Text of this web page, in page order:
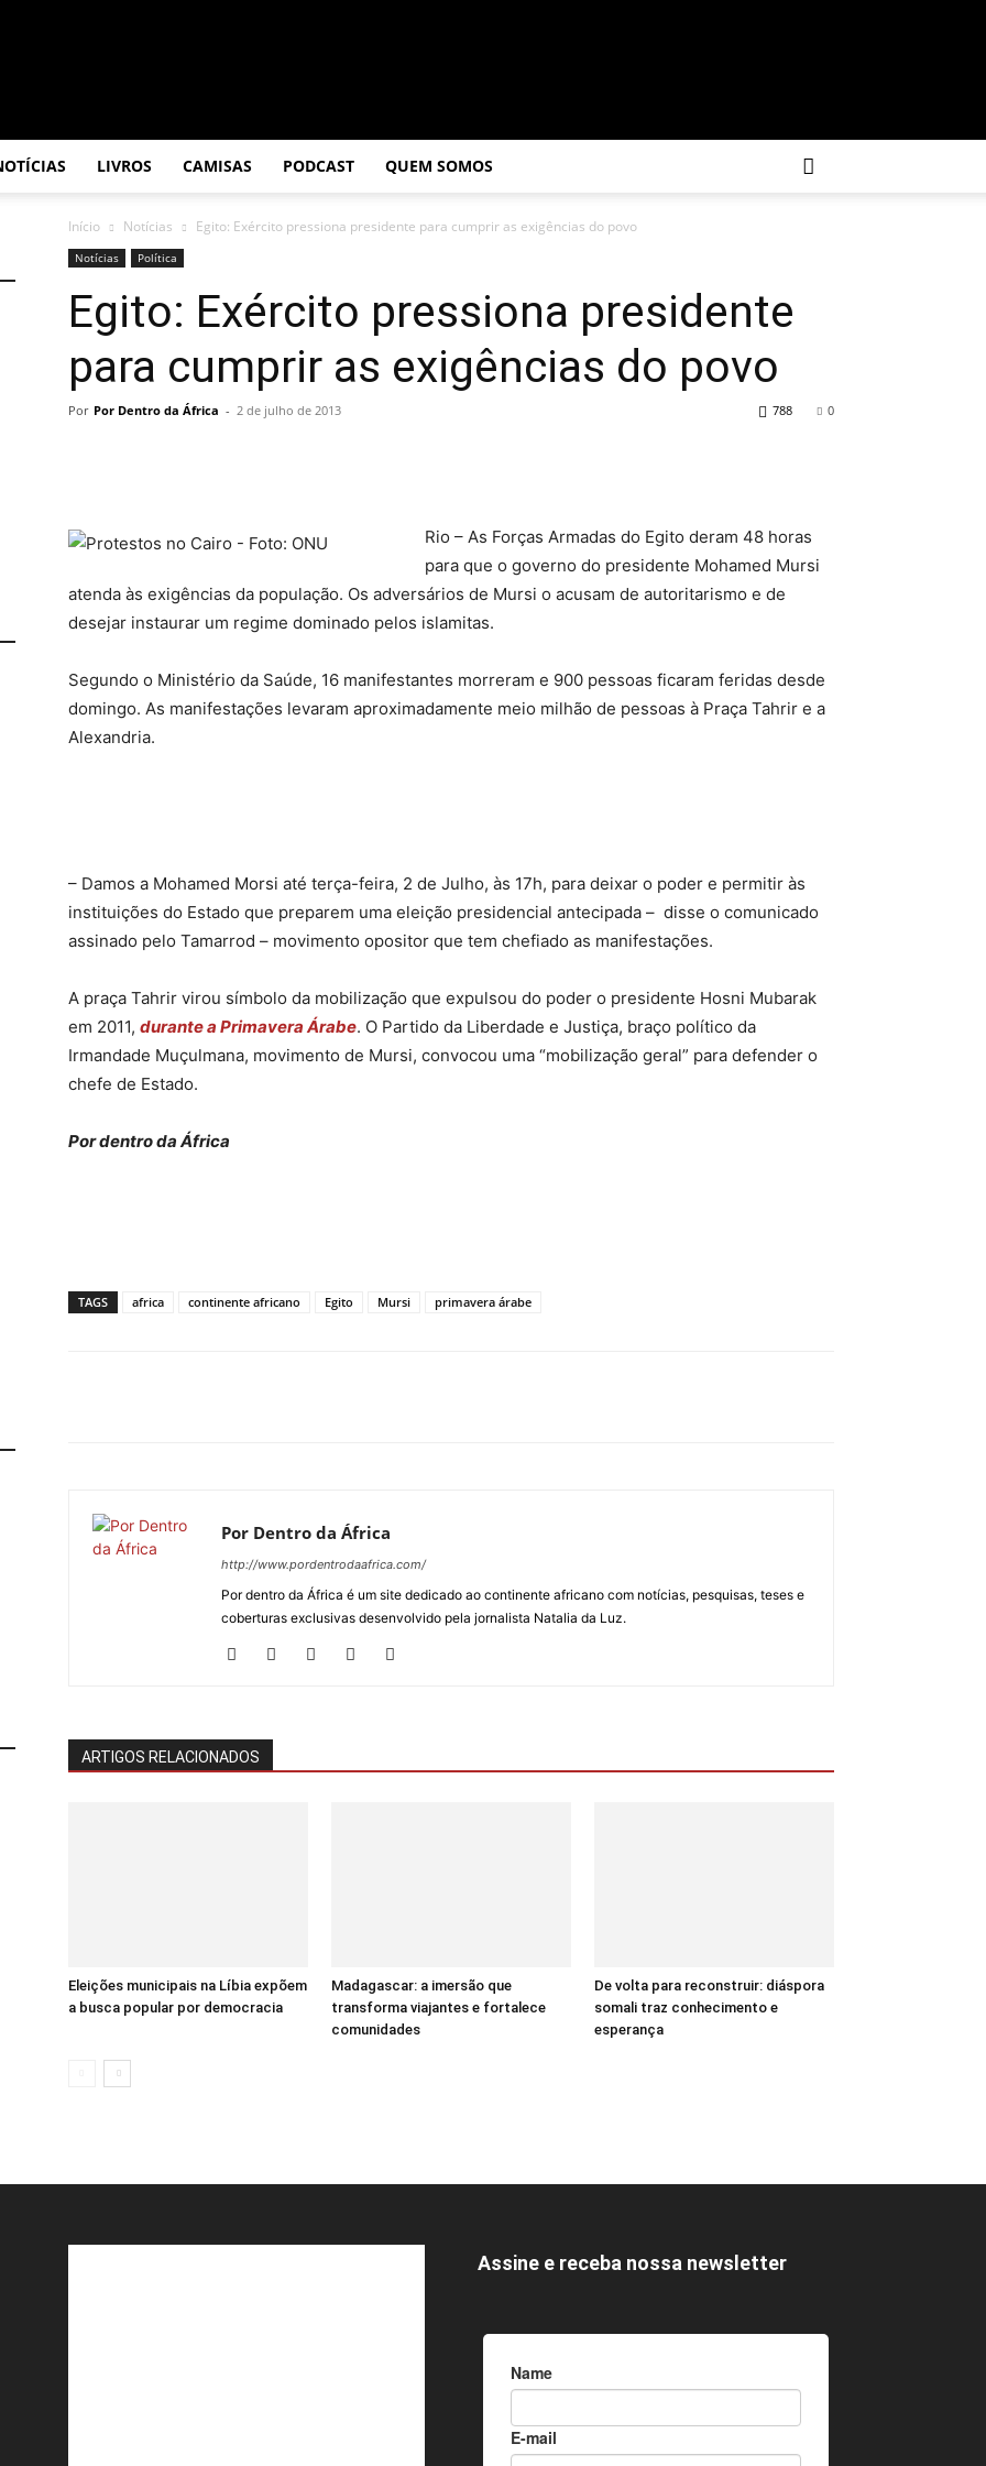
LIVROS CAMISAS PODCAST QUEM SOMOS
Início Notícias Egito: Exército pressiona presidente para cumprir as exigências do povo
Notícias Política
Egito: Exército pressiona presidente
para cumprir as exigências do povo
Por Por Dentro da África - 2 de julho de 2013 0
788
Rio – As Forças Armadas do Egito deram 48 horas
para que o governo do presidente Mohamed Mursi
atenda às exigências da população. Os adversários de Mursi o acusam de autoritarismo e de
desejar instaurar um regime dominado pelos islamitas.
Segundo o Ministério da Saúde, 16 manifestantes morreram e 900 pessoas ficaram feridas desde
domingo. As manifestações levaram aproximadamente meio milhão de pessoas à Praça Tahrir e a
Alexandria.
– Damos a Mohamed Morsi até terça-feira, 2 de Julho, às 17h, para deixar o poder e permitir às
instituições do Estado que preparem uma eleição presidencial antecipada – disse o comunicado
assinado pelo Tamarrod – movimento opositor que tem chefiado as manifestações.
A praça Tahrir virou símbolo da mobilização que expulsou do poder o presidente Hosni Mubarak
em 2011, durante a Primavera Árabe. O Partido da Liberdade e Justiça, braço político da
Irmandade Muçulmana, movimento de Mursi, convocou uma “mobilização geral” para defender o
chefe de Estado.
Por dentro da África
TAGS africa continente africano Egito Mursi primavera árabe
Por Dentro da África
http://www.pordentrodaafrica.com/
Por dentro da África é um site dedicado ao continente africano com notícias, pesquisas, teses e
coberturas exclusivas desenvolvido pela jornalista Natalia da Luz.
ARTIGOS RELACIONADOS
Eleições municipais na Líbia expõem
a busca popular por democracia
Madagascar: a imersão que
transforma viajantes e fortalece
comunidades
De volta para reconstruir: diáspora
somali traz conhecimento e
esperança
Assine e receba nossa newsletter